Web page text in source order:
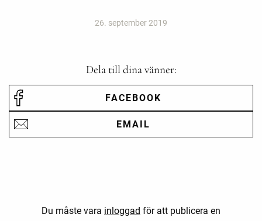
26. september 2019
Dela till dina vänner:
FACEBOOK
EMAIL
Du måste vara inloggad för att publicera en